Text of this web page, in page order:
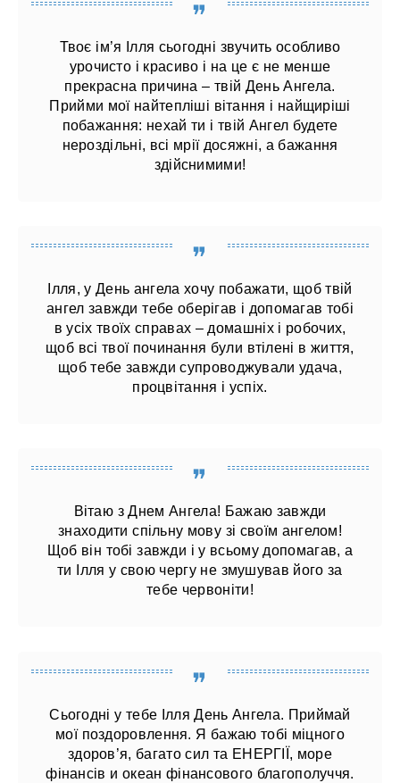
Твоє ім’я Ілля сьогодні звучить особливо
урочисто і красиво і на це є не менше
прекрасна причина – твій День Ангела.
Прийми мої найтепліші вітання і найщиріші
побажання: нехай ти і твій Ангел будете
нероздільні, всі мрії досяжні, а бажання
здійснимими!
Ілля, у День ангела хочу побажати, щоб твій
ангел завжди тебе оберігав і допомагав тобі
в усіх твоїх справах – домашніх і робочих,
щоб всі твої починання були втілені в життя,
щоб тебе завжди супроводжували удача,
процвітання і успіх.
Вітаю з Днем Ангела! Бажаю завжди
знаходити спільну мову зі своїм ангелом!
Щоб він тобі завжди і у всьому допомагав, а
ти Ілля у свою чергу не змушував його за
тебе червоніти!
Сьогодні у тебе Ілля День Ангела. Приймай
мої поздоровлення. Я бажаю тобі міцного
здоров’я, багато сил та ЕНЕРГІЇ, море
фінансів и океан фінансового благополуччя.